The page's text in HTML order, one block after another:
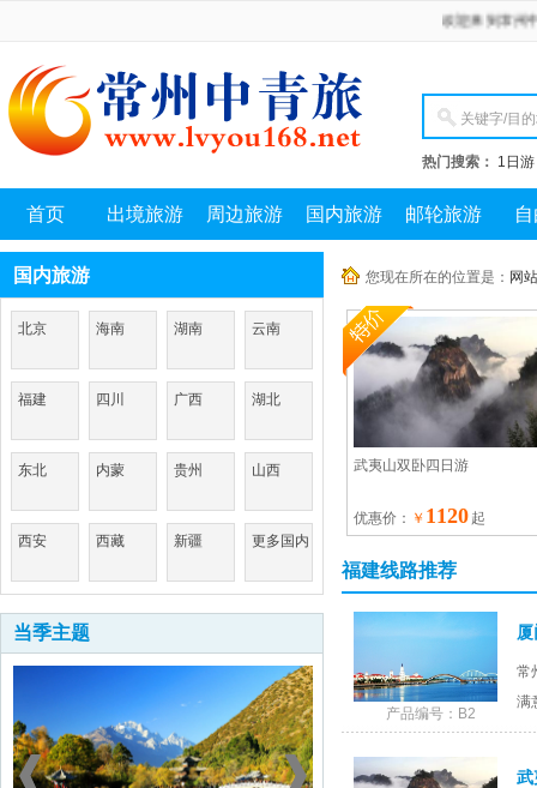
欢迎来到常州中青
热门搜索： 1日游
首页 出境旅游 周边旅游 国内旅游 邮轮旅游
国内旅游
北京 海南 湖南 云南
福建 四川 广西 湖北
东北 内蒙 贵州 山西
西安 西藏 新疆 更多国内
当季主题
您现在所在的位置是： 网
武夷山双卧四日游
优惠价： ￥ 1120 起
福建线路推荐
产品编号：B2
常
满
武